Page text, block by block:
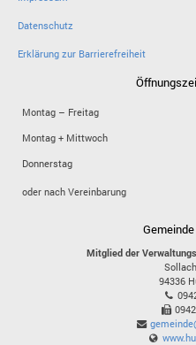
Datenschutz
Erklärung zur Barrierefreiheit
Montag – Freitag
Montag + Mittwoch
Donnerstag
oder nach Vereinbarung
Mitglied der
94336